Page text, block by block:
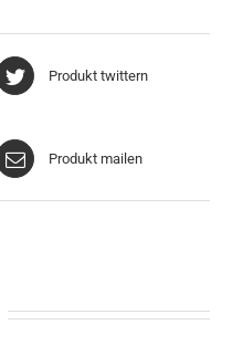
Produkt twittern
Produkt mailen